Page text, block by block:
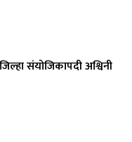
संयोजिकापदी अश्विनी